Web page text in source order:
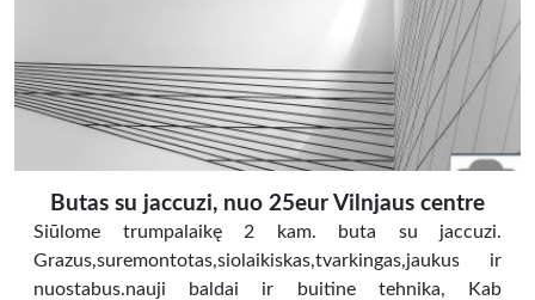
Butas su jaccuzi, nuo 25eur Vilnjaus centre
Siūlome trumpalaikę 2 kam. buta su jaccuzi.
Grazus,suremontotas,siolaikiskas,tvarkingas,jaukus ir
nuostabus.nauji baldai ir buitine tehnika, Kab